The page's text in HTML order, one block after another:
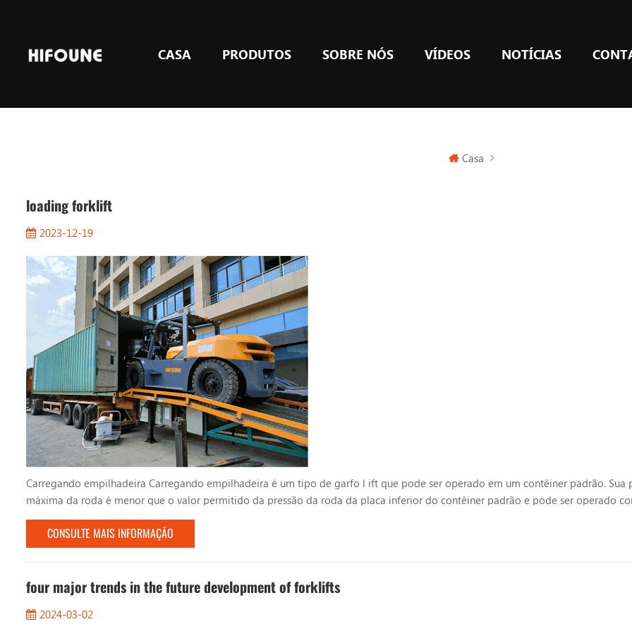
CASA PRODUTOS SOBRE NÓS VÍDEOS NOTÍCIAS
Casa
loading forklift
2023-12-19
Carregando empilhadeira Carregando empilhadeira é um tipo de garfo l ift que pode ser operado em um contêiner padrão. Sua
máxima da roda é menor que o valor permitido da pressão da roda da placa inferior do contêiner padrão e pode ser operado
segurança dentro do recipiente, o que é adequado para operação em terminais de porta e outros locais. A primeira operação de
da China f...
CONSULTE MAIS INFORMAÇÃO
four major trends in the future development of forklifts
2024-03-02